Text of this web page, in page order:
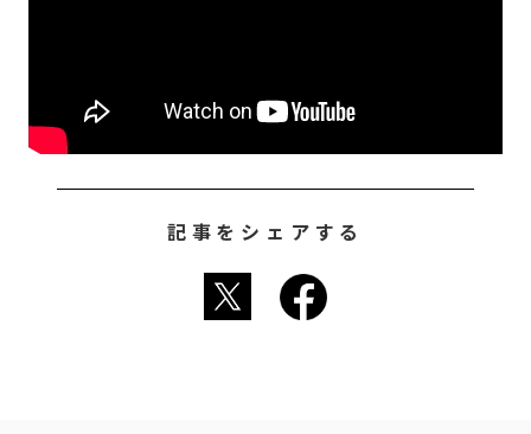
記事をシェアする